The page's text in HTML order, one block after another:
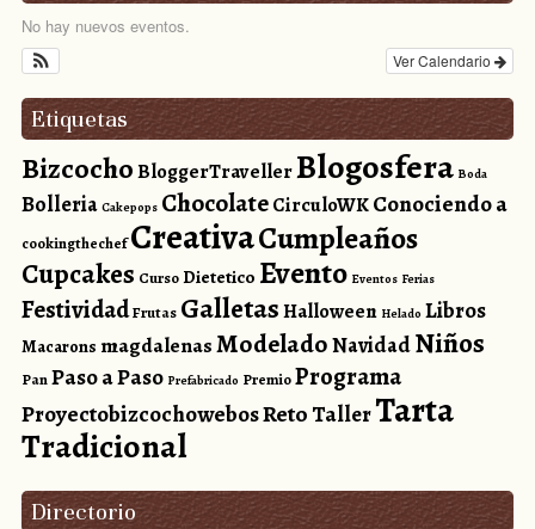
No hay nuevos eventos.
Ver Calendario
Etiquetas
BizcochoBloggerTravellerBlogosfera Boda
Bolleria Cakepops ChocolateCirculoWKConociendo a
cookingthechef CreativaCumpleaños
Cupcakes CursoDietetico Evento Eventos Ferias
FestividadFrutas GalletasHalloween Helado Libros
Macarons magdalenasModeladoNavidadNiños
PanPaso a Paso Prefabricado PremioPrograma
ProyectobizcochowebosReto TallerTarta
Tradicional
Directorio